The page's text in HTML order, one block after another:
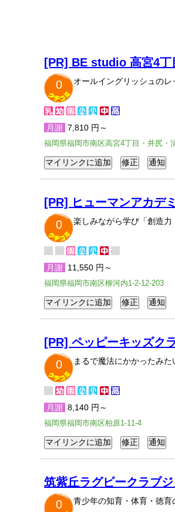
[PR] BE studio 高宮4丁
0
オールイングリッシュの
月謝 7,810 円～
福岡県福岡市南区高宮4丁目・井尻・
[PR] ヒューマンアカデ
0
楽しみながら学び「創造力
月謝 11,550 円～
福岡県福岡市南区柳河内1-2-12-203
[PR] ペッピーキッズク
0
まるで魔法にかかったみ
月謝 8,140 円～
福岡県福岡市南区柏原1-11-4
筑紫丘ラグビークラブ
0
青少年の知育・体育・徳育